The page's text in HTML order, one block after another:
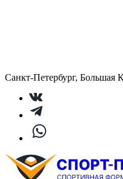
Санкт-Петербург, Большая